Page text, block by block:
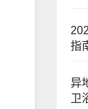
指
异
卫